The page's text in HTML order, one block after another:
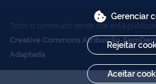
Todo o conteúdo deste site está
Creative Commons Atribuição-
Adaptada
Gerenciar
Rejeitar
Aceitar